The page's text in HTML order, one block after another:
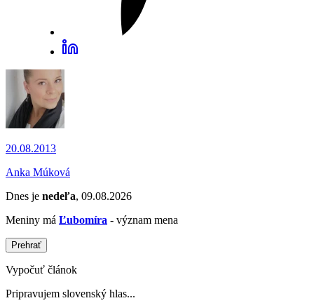
20.08.2013
Anka Múková
Dnes je nedeľa, 09.08.2026
Meniny má Ľubomíra - význam mena
Prehrať
Vypočuť článok
Pripravujem slovenský hlas...